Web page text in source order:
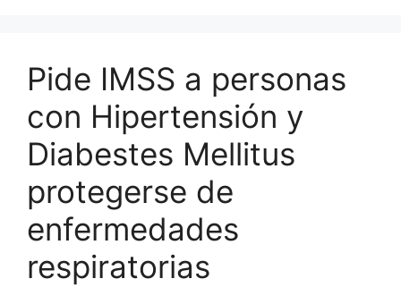
Pide IMSS a personas
con Hipertensión y
Diabestes Mellitus
protegerse de
enfermedades
respiratorias